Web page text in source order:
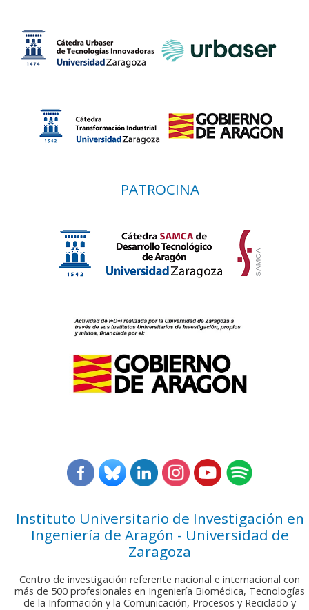
PATROCINA
Instituto Universitario de Investigación en
Ingeniería de Aragón - Universidad de
Zaragoza
Centro de investigación referente nacional e internacional con
más de 500 profesionales en Ingeniería Biomédica, Tecnologías
de la Información y la Comunicación, Procesos y Reciclado y